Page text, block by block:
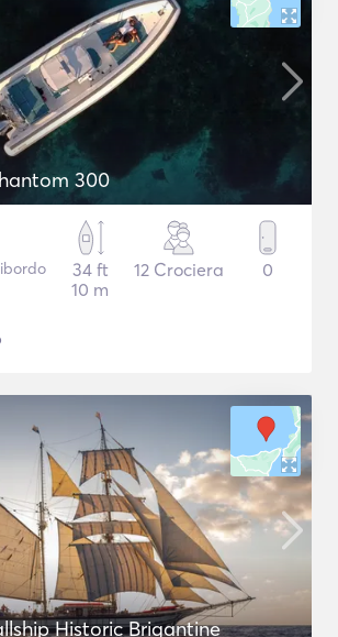
300
34 ft
10 m
12 Crociera 0
Historic Brigantine